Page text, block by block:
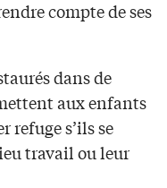
compte de ses
dans de
aux enfants
s’ils se
travail ou leur